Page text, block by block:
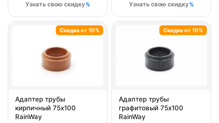
Узнать свою скидку Узнать свою скидку
Адаптер трубы
кирпичный 75х100
RainWay
Скидка от 10%
Адаптер трубы
графитовый 75х100
RainWay
Скидка от 10%